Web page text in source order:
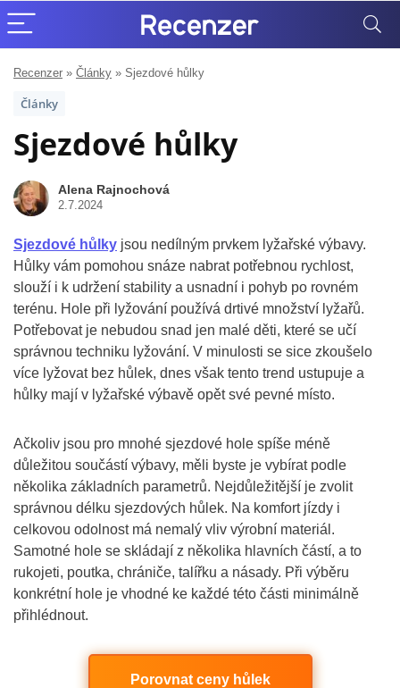
Recenzer » Články » Sjezdové hůlky
Články
Sjezdové hůlky
Alena Rajnochová
2.7.2024
Sjezdové hůlky jsou nedílným prvkem lyžařské výbavy.
Hůlky vám pomohou snáze nabrat potřebnou rychlost,
slouží i k udržení stability a usnadní i pohyb po rovném
terénu. Hole při lyžování používá drtivé množství lyžařů.
Potřebovat je nebudou snad jen malé děti, které se učí
správnou techniku lyžování. V minulosti se sice zkoušelo
více lyžovat bez hůlek, dnes však tento trend ustupuje a
hůlky mají v lyžařské výbavě opět své pevné místo.
Ačkoliv jsou pro mnohé sjezdové hole spíše méně
důležitou součástí výbavy, měli byste je vybírat podle
několika základních parametrů. Nejdůležitější je zvolit
správnou délku sjezdových hůlek. Na komfort jízdy i
celkovou odolnost má nemalý vliv výrobní materiál.
Samotné hole se skládají z několika hlavních částí, a to
rukojeti, poutka, chrániče, talířku a násady. Při výběru
konkrétní hole je vhodné ke každé této části minimálně
přihlédnout.
Porovnat ceny hůlek